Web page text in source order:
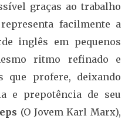
graças ao trabalho
facilmente a
inglês em pequenos
ritmo refinado e
que profere, deixando
e prepotência de seu
(O Jovem Karl Marx),